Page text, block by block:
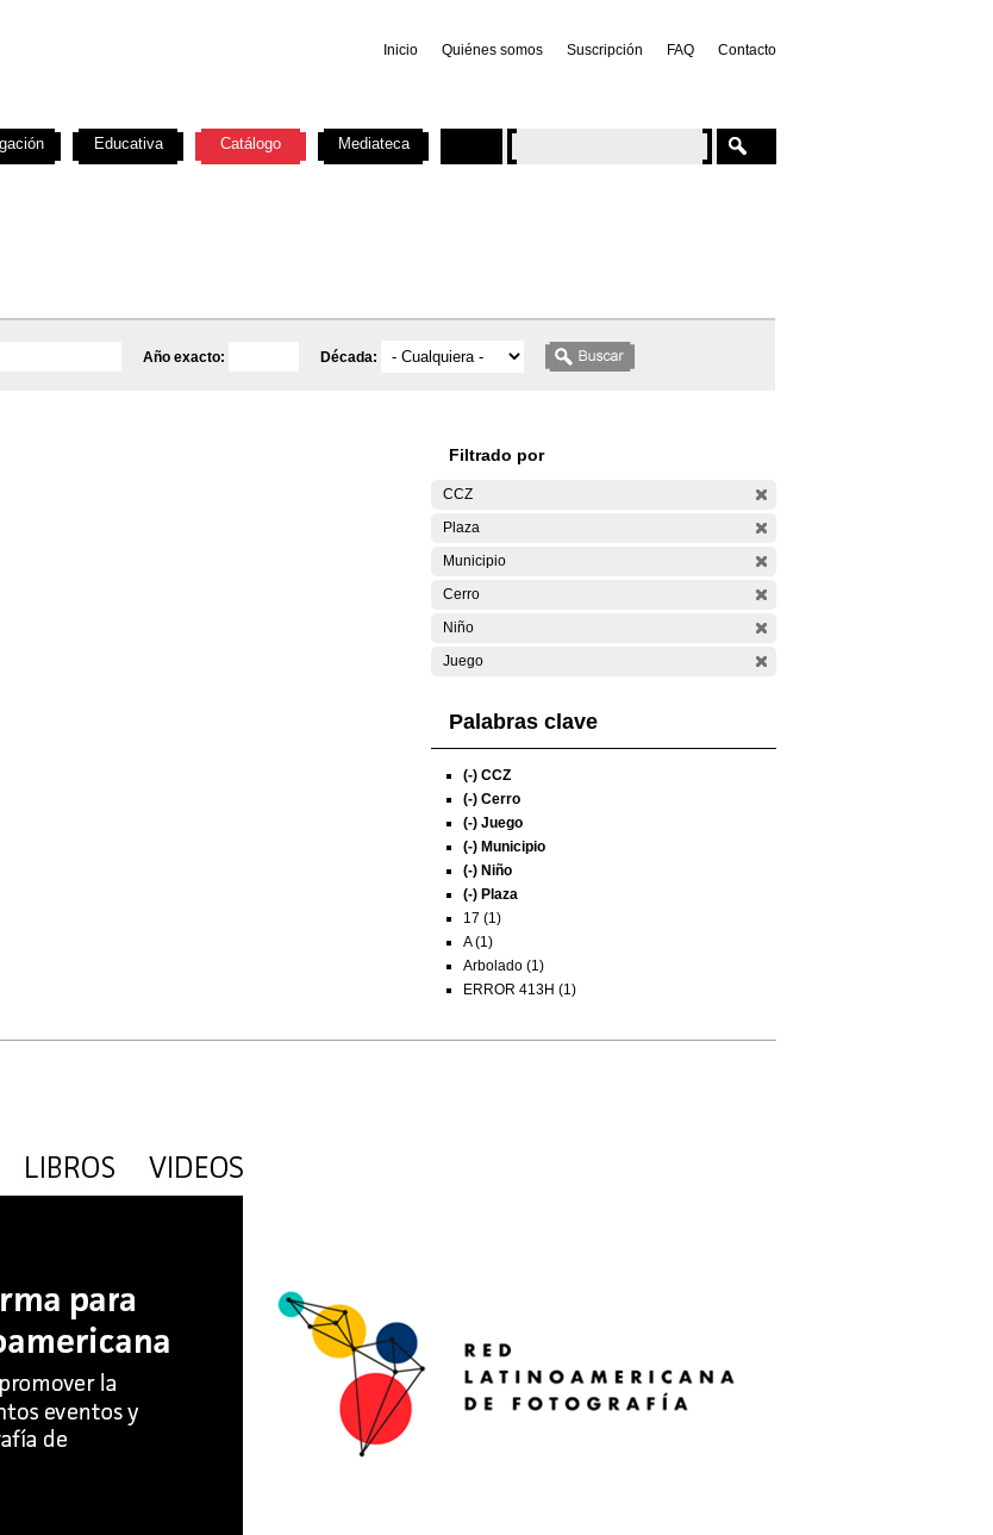
Inicio Quiénes somos Suscripción FAQ Contacto
Año exacto: Década:
Filtrado por
CCZ
Plaza
Municipio
Cerro
Niño
Juego
Palabras clave
(-) CCZ
(-) Cerro
(-) Juego
(-) Municipio
(-) Niño
(-) Plaza
17 (1)
A (1)
Arbolado (1)
ERROR 413H (1)
Educativa Catálogo Mediateca